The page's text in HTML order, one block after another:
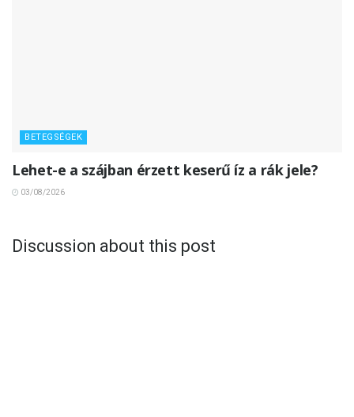
BETEGSÉGEK
Lehet-e a szájban érzett keserű íz a rák jele?
03/08/2026
Discussion about this post